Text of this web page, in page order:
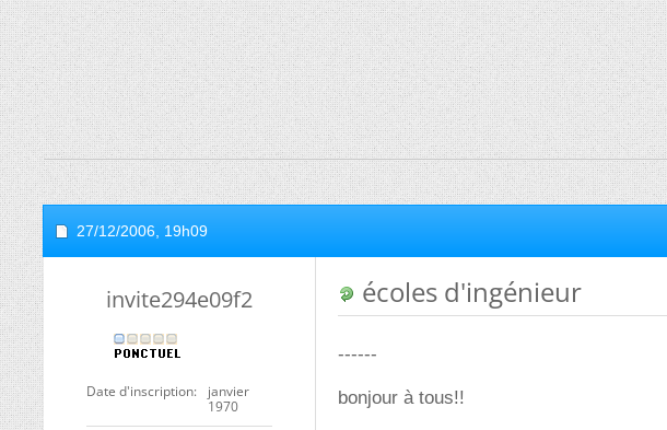
27/12/2006, 19h09
invite294e09f2
Date d'inscription
janvier
1970
écoles d'ingénieur
------
bonjour à tous!!